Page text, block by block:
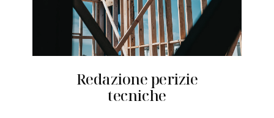
Redazione perizie
tecniche